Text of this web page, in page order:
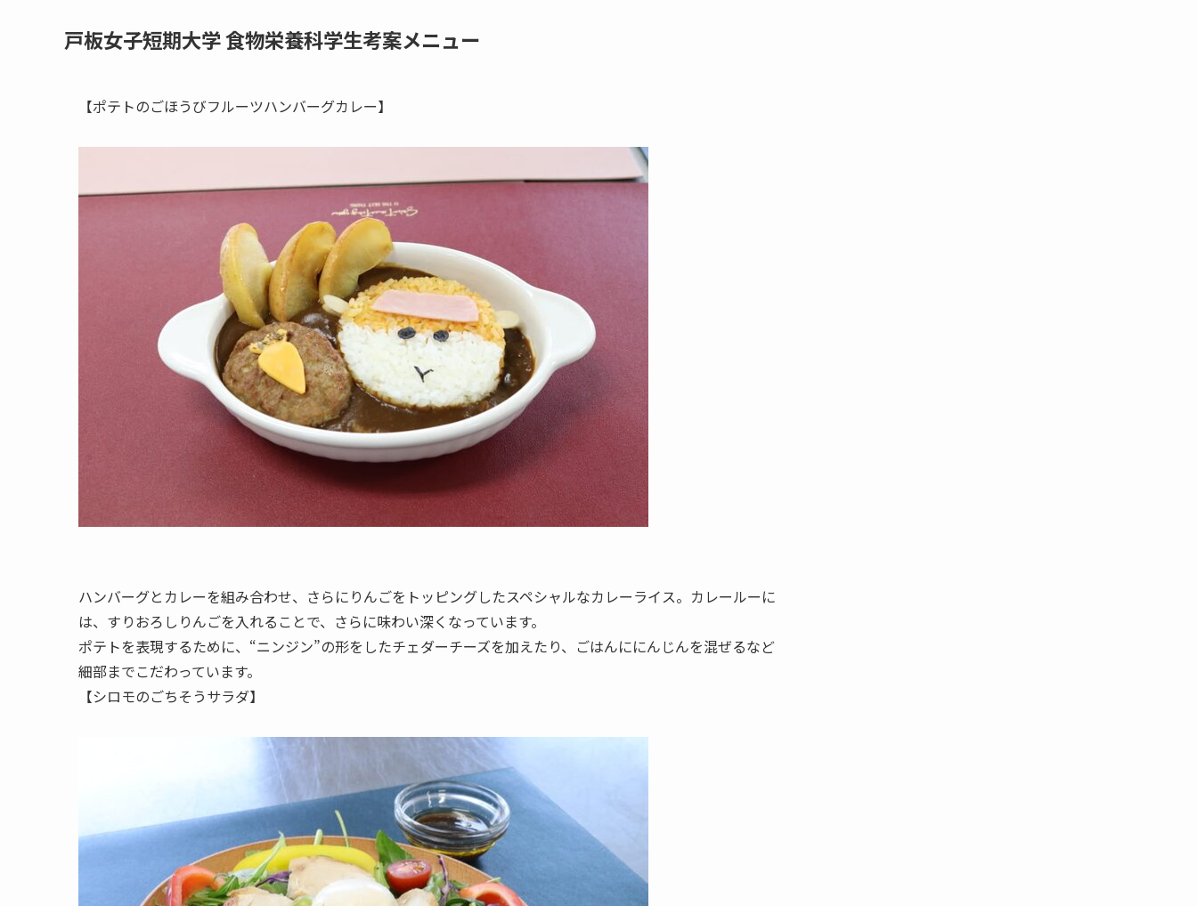
戸板女子短期大学 食物栄養科学生考案メニュー
【ポテトのごほうびフルーツハンバーグカレー】
ハンバーグとカレーを組み合わせ、さらにりんごをトッピングしたスペシャルなカレーライス。カレールーに
は、すりおろしりんごを入れることで、さらに味わい深くなっています。
ポテトを表現するために、“ニンジン”の形をしたチェダーチーズを加えたり、ごはんににんじんを混ぜるなど
細部までこだわっています。
【シロモのごちそうサラダ】